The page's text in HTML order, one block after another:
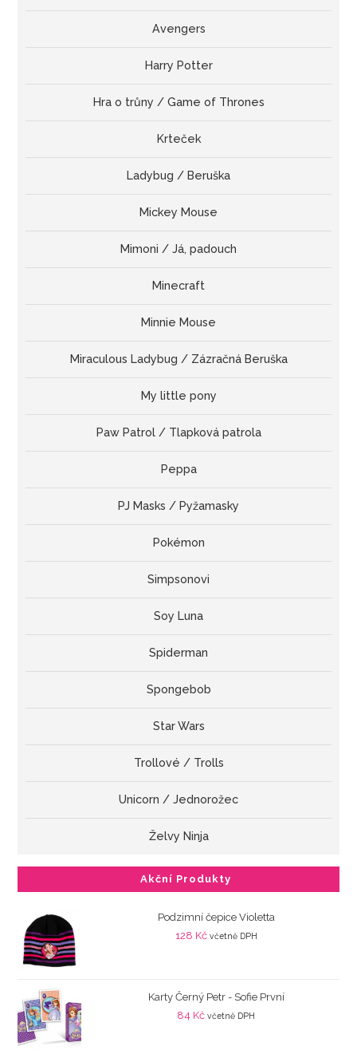
Avengers
Harry Potter
Hra o trůny / Game of Thrones
Krteček
Ladybug / Beruška
Mickey Mouse
Mimoni / Já, padouch
Minecraft
Minnie Mouse
Miraculous Ladybug / Zázračná Beruška
My little pony
Paw Patrol / Tlapková patrola
Peppa
PJ Masks / Pyžamasky
Pokémon
Simpsonovi
Soy Luna
Spiderman
Spongebob
Star Wars
Trollové / Trolls
Unicorn / Jednorožec
Želvy Ninja
Akční Produkty
Podzimní čepice Violetta
128 Kč včetně DPH
Karty Černý Petr - Sofie První
84 Kč včetně DPH